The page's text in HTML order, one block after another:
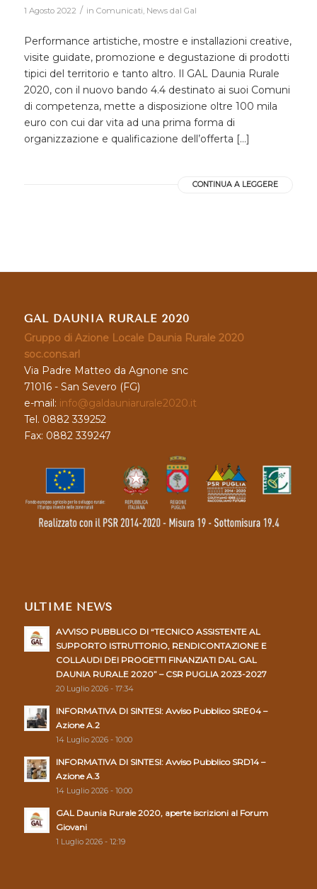
1 Agosto 2022 / in Comunicati, News dal Gal
Performance artistiche, mostre e installazioni creative,
visite guidate, promozione e degustazione di prodotti
tipici del territorio e tanto altro. Il GAL Daunia Rurale
2020, con il nuovo bando 4.4 destinato ai suoi Comuni
di competenza, mette a disposizione oltre 100 mila
euro con cui dar vita ad una prima forma di
organizzazione e qualificazione dell’offerta […]
CONTINUA A LEGGERE
GAL DAUNIA RURALE 2020
Gruppo di Azione Locale Daunia Rurale 2020
soc.cons.arl
Via Padre Matteo da Agnone snc
71016 - San Severo (FG)
e-mail: info@galdauniarurale2020.it
Tel. 0882 339252
Fax: 0882 339247
ULTIME NEWS
AVVISO PUBBLICO DI “TECNICO ASSISTENTE AL
SUPPORTO ISTRUTTORIO, RENDICONTAZIONE E
COLLAUDI DEI PROGETTI FINANZIATI DAL GAL
DAUNIA RURALE 2020” – CSR PUGLIA 2023-2027
20 Luglio 2026 - 17:34
INFORMATIVA DI SINTESI: Avviso Pubblico SRE04 –
Azione A.2
14 Luglio 2026 - 10:00
INFORMATIVA DI SINTESI: Avviso Pubblico SRD14 –
Azione A.3
14 Luglio 2026 - 10:00
GAL Daunia Rurale 2020, aperte iscrizioni al Forum
Giovani
1 Luglio 2026 - 12:19